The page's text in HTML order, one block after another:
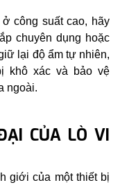
công suất cao, hãy
chuyên dụng hoặc
lại độ ẩm tự nhiên,
khô xác và bảo vệ
ngoài.
CỦA LÒ VI
giới của một thiết bị